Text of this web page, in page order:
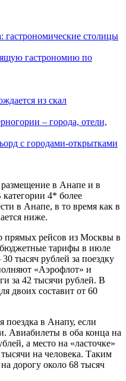
гастрономию по
из скал
с городами-открытками
в Анапе и в
4* более
в Анапе, в то время как в
ниже.
прямых рейсов из Москвы в
тарифы в июле
тысяч рублей за поездку
«Аэрофлот» и
за 42 тысячи рублей. В
двоих составит от 60
поездка в Анапу, если
Авиабилеты в оба конца на
а место на «ласточке»
на человека. Таким
дорогу около 68 тысяч